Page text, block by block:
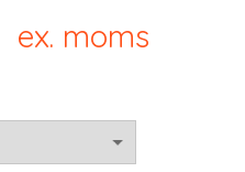
ex. moms